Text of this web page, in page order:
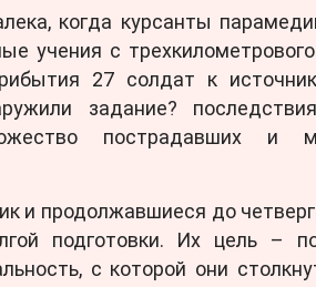
когда курсанты
учения с
27 солдат к
задание?
пострадавших и
и продолжавшиеся до
подготовки. Их цель –
с которой они